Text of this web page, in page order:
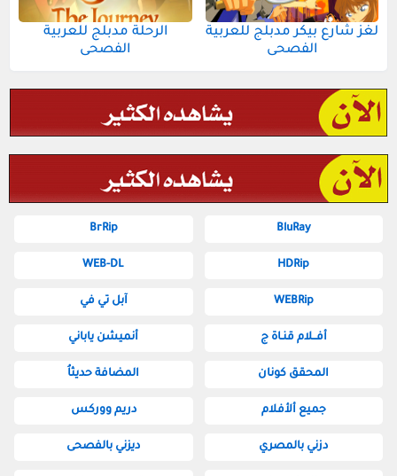
لغز شارع بيكر مدبلج للعربية
الفصحى
الرحلة مدبلج للعربية
الفصحى
BluRay
BrRip
HDRip
WEB-DL
WEBRip آبل تي في
أفــلام قنـاة ج أنميشن ياباني
المحقق كونان المضافة حديثاُ
جميع ألأفلام دريم ووركس
دزني بالمصري ديزني بالفصحى